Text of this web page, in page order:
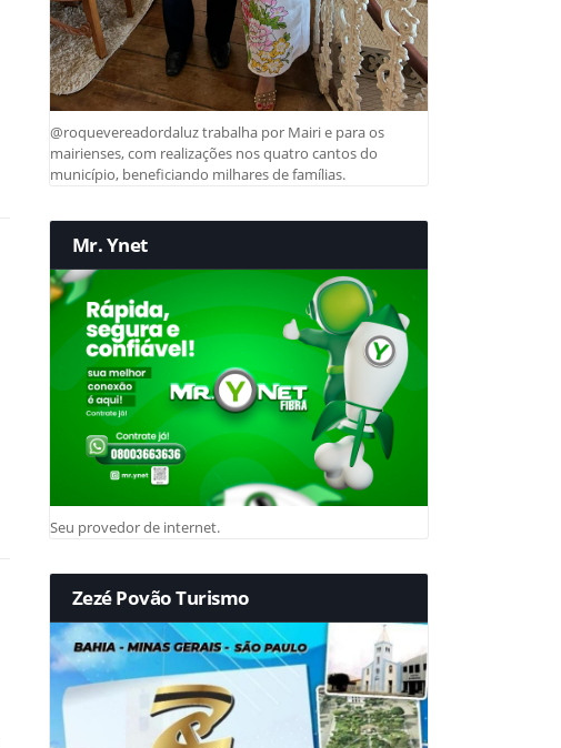
@roquevereadordaluz trabalha por Mairi e para os
mairienses, com realizações nos quatro cantos do
município, beneficiando milhares de famílias.
Mr. Ynet
Seu provedor de internet.
Zezé Povão Turismo